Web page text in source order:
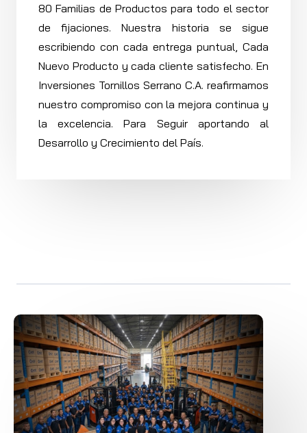
80 Familias de Productos para todo el sector
de fijaciones. Nuestra historia se sigue
escribiendo con cada entrega puntual, Cada
Nuevo Producto y cada cliente satisfecho. En
Inversiones Tornillos Serrano C.A. reafirmamos
nuestro compromiso con la mejora continua y
la excelencia. Para Seguir aportando al
Desarrollo y Crecimiento del País.